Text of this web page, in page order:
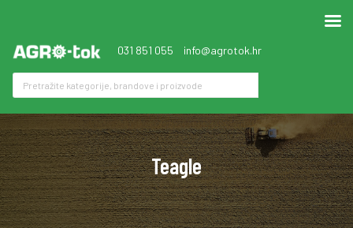
031 851 055 info@agrotok.hr
Teagle